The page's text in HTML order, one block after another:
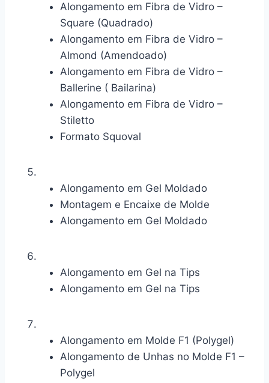
Alongamento em Fibra de Vidro –
Square (Quadrado)
Alongamento em Fibra de Vidro –
Almond (Amendoado)
Alongamento em Fibra de Vidro –
Ballerine ( Bailarina)
Alongamento em Fibra de Vidro –
Stiletto
Formato Squoval
Alongamento em Gel Moldado
Montagem e Encaixe de Molde
Alongamento em Gel Moldado
Alongamento em Gel na Tips
Alongamento em Gel na Tips
Alongamento em Molde F1 (Polygel)
Alongamento de Unhas no Molde F1 –
Polygel